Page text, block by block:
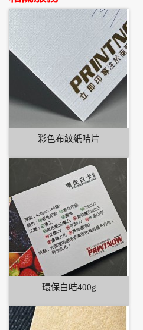
彩色布紋紙咭片
環保白咭400g